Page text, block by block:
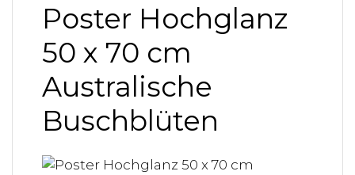
Poster Hochglanz
50 x 70 cm
Australische
Buschblüten